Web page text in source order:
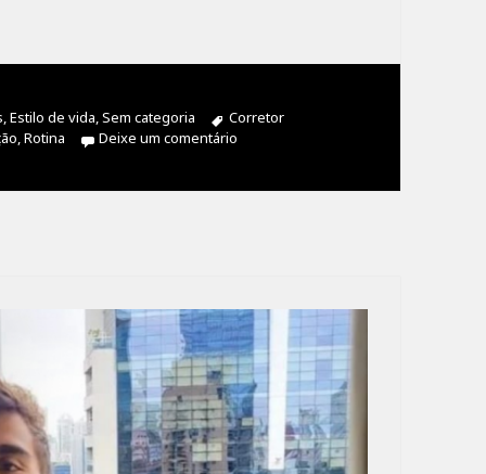
,Estilo de vida,Sem categoria Tags
Corretor
,Rotina Deixe um comentário